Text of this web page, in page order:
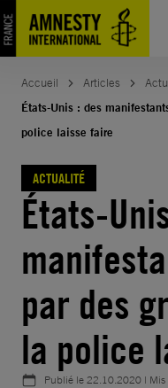
Aller
au
contenu
Accueil Articles
États-Unis : des
police laisse faire
ACTUALITÉ
États-
par des
la police
Publié le22.10.2020 |